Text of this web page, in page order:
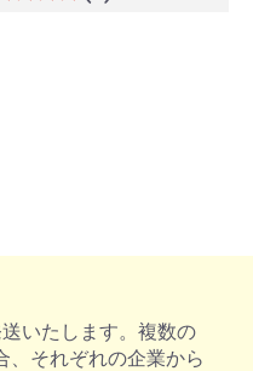
いたします。複数の
、それぞれの企業から